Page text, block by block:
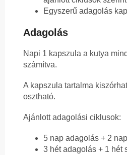
Egyszerű adagolás
Adagolás
Napi 1 kapszula a kutya
számítva.
A kapszula tartalma
osztható.
Ajánlott adagolási ciklusok:
5 nap adagolás + 2
3 hét adagolás + 1 hét